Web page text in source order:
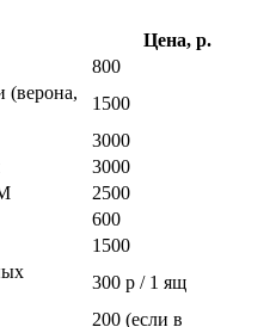
Цена, р.
800
(верона,
1500
3000
3000
2500
600
1500
300 р / 1 ящ
200 (если в